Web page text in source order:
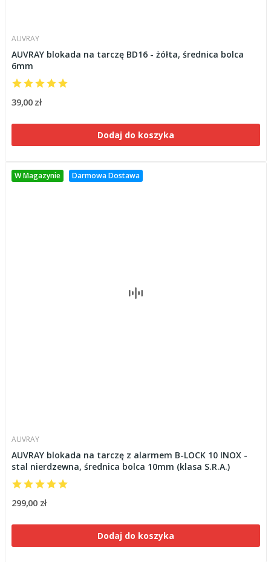
AUVRAY
AUVRAY blokada na tarczę BD16 - żółta, średnica bolca
6mm
39,00 zł
Dodaj do koszyka
W Magazynie Darmowa Dostawa
AUVRAY
AUVRAY blokada na tarczę z alarmem B-LOCK 10 INOX -
stal nierdzewna, średnica bolca 10mm (klasa S.R.A.)
299,00 zł
Dodaj do koszyka